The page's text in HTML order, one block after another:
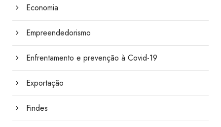
Economia
Empreendedorismo
Enfrentamento e prevenção à Covid-19
Exportação
Findes